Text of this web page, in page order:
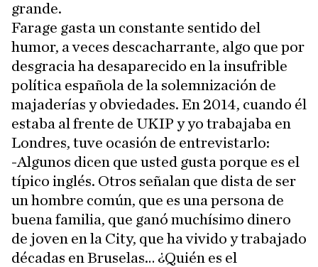
grande.
Farage gasta un constante sentido del
humor, a veces descacharrante, algo que por
desgracia ha desaparecido en la insufrible
política española de la solemnización de
majaderías y obviedades. En 2014, cuando él
estaba al frente de UKIP y yo trabajaba en
Londres, tuve ocasión de entrevistarlo:
-Algunos dicen que usted gusta porque es el
típico inglés. Otros señalan que dista de ser
un hombre común, que es una persona de
buena familia, que ganó muchísimo dinero
de joven en la City, que ha vivido y trabajado
décadas en Bruselas… ¿Quién es el